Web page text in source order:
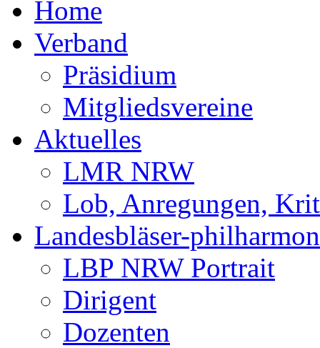
Home
Verband
Präsidium
Mitgliedsvereine
Aktuelles
LMR NRW
Lob, Anregungen,
Landesbläser-
LBP NRW Portrait
Dirigent
Dozenten